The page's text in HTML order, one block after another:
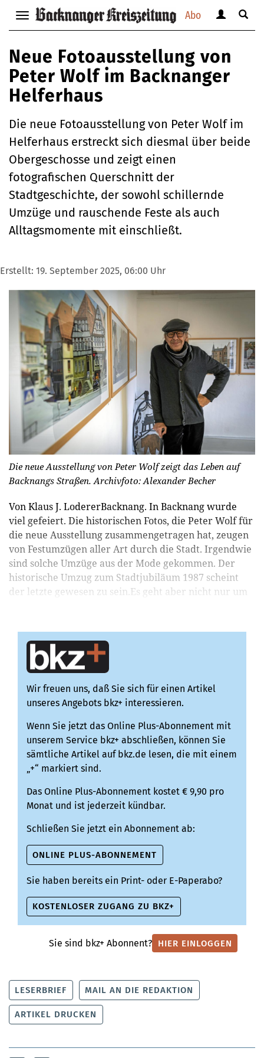
Abo
Navigation
anzeigen
verbergen
anzeigen
verbergen
Suche
Neue Fotoausstellung von
Peter Wolf im Backnanger
Helferhaus
Die neue Fotoausstellung von Peter Wolf im
Helferhaus erstreckt sich diesmal über beide
Obergeschosse und zeigt einen
fotografischen Querschnitt der
Stadtgeschichte, der sowohl schillernde
Umzüge und rauschende Feste als auch
Alltagsmomente mit einschließt.
Erstellt: 19. September 2025, 06:00 Uhr
Die neue Ausstellung von Peter Wolf zeigt das Leben auf
Backnangs Straßen. Archivfoto: Alexander Becher
Von Klaus J. LodererBacknang. In Backnang wurde
viel gefeiert. Die historischen Fotos, die Peter Wolf für
die neue Ausstellung zusammengetragen hat, zeugen
von Festumzügen aller Art durch die Stadt. Irgendwie
sind solche Umzüge aus der Mode gekommen. Der
historische Umzug zum Stadtjubiläum 1987 scheint
der letzte gewesen zu sein.Es geht aber nicht nur um
Wir freuen uns, daß Sie sich für einen Artikel
unseres Angebots bkz+ interessieren.
Wenn Sie jetzt das Online Plus-Abonnement mit
unserem Service bkz+ abschließen, können Sie
sämtliche Artikel auf bkz.de lesen, die mit einem
„+“ markiert sind.
Das Online Plus-Abonnement kostet € 9,90 pro
Monat und ist jederzeit kündbar.
Schließen Sie jetzt ein Abonnement ab:
ONLINE PLUS-ABONNEMENT
Sie haben bereits ein Print- oder E-Paperabo?
KOSTENLOSER ZUGANG ZU BKZ+
Sie sind bkz+ Abonnent? HIER EINLOGGEN
LESERBRIEF MAIL AN DIE REDAKTION
ARTIKEL DRUCKEN